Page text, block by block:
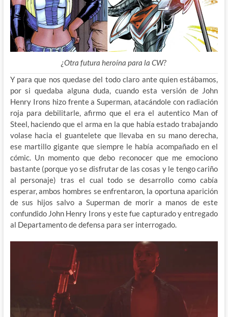
¿Otra futura heroína para la CW?
Y para que nos quedase del todo claro ante quien estábamos,
por si quedaba alguna duda, cuando esta versión de John
Henry Irons hizo frente a Superman, atacándole con radiación
roja para debilitarle, afirmo que el era el autentico Man of
Steel, haciendo que el arma en la que había estado trabajando
volase hacia el guantelete que llevaba en su mano derecha,
ese martillo gigante que siempre le había acompañado en el
cómic. Un momento que debo reconocer que me emociono
bastante (porque yo se disfrutar de las cosas y le tengo cariño
al personaje) tras el cual todo se desarrollo como cabía
esperar, ambos hombres se enfrentaron, la oportuna aparición
de sus hijos salvo a Superman de morir a manos de este
confundido John Henry Irons y este fue capturado y entregado
al Departamento de defensa para ser interrogado.